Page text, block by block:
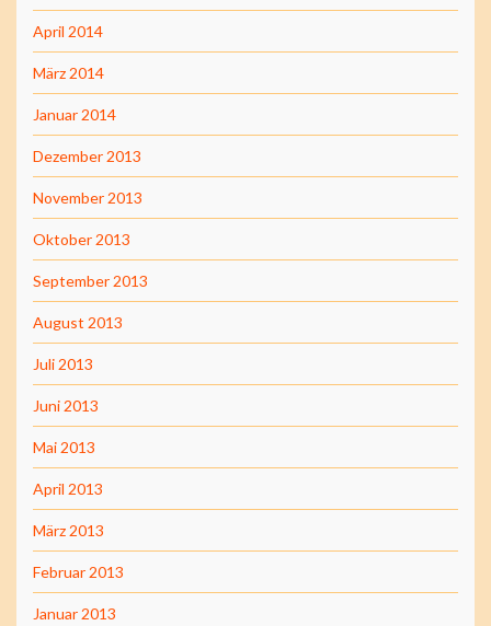
April 2014
März 2014
Januar 2014
Dezember 2013
November 2013
Oktober 2013
September 2013
August 2013
Juli 2013
Juni 2013
Mai 2013
April 2013
März 2013
Februar 2013
Januar 2013